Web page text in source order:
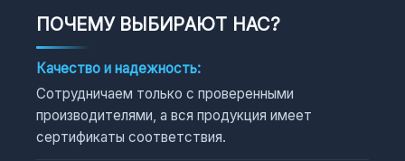
ПОЧЕМУ ВЫБИРАЮТ НАС?
Качество и надежность:
Сотрудничаем только с проверенными
производителями, а вся продукция имеет
сертификаты соответствия.